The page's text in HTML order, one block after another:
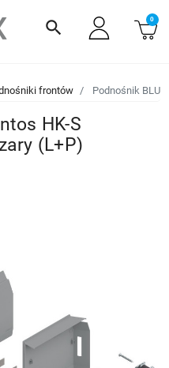
search 0
frontów Podnośnik
HK-S
(L+P)